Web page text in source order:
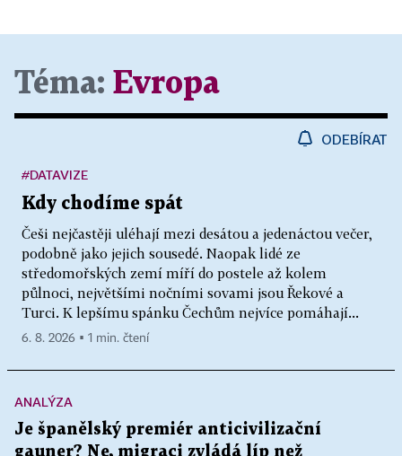
Téma: Evropa
ODEBÍRAT
Kdy chodíme spát
Češi nejčastěji uléhají mezi desátou a jedenáctou večer,
podobně jako jejich sousedé. Naopak lidé ze
středomořských zemí míří do postele až kolem
půlnoci, největšími nočními sovami jsou Řekové a
Turci. K lepšímu spánku Čechům nejvíce pomáhají...
#DATAVIZE
6. 8. 2026 ▪ 1 min. čtení
ANALÝZA
Je španělský premiér anticivilizační
gauner? Ne, migraci zvládá líp než